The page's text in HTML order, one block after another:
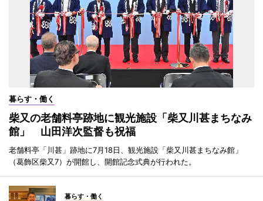
暮らす・働く
柴又の老舗料亭跡地に観光施設「柴又川甚まちなみ
館」 山田洋次監督も祝福
老舗料亭「川甚」跡地に7月18日、観光施設「柴又川甚まちなみ館」
（葛飾区柴又7）が開館し、開館記念式典が行われた。
暮らす・働く